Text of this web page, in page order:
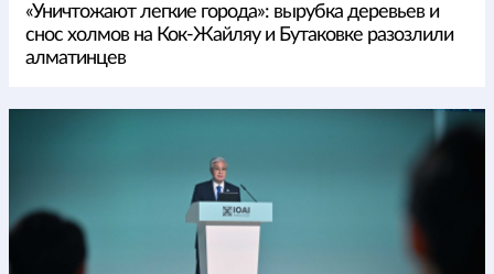
«Уничтожают легкие города»: вырубка деревьев и
снос холмов на Кок-Жайляу и Бутаковке разозлили
алматинцев